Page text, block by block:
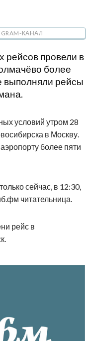
КАНАЛ
рейсов провели в
более
выполняли рейсы
условий утром 28
в Москву.
более пяти
сейчас, в 12:30,
читательница.
рейс в